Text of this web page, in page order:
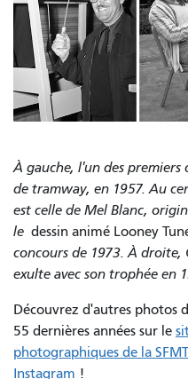
À gauche, l'un des premiers
de tramway, en 1957. Au
est celle de Mel Blanc,
le dessin animé Looney
concours de 1973. À droite,
exulte avec son trophée en
Découvrez d'autres photos
55 dernières années sur le
photographiques de la
Instagram !